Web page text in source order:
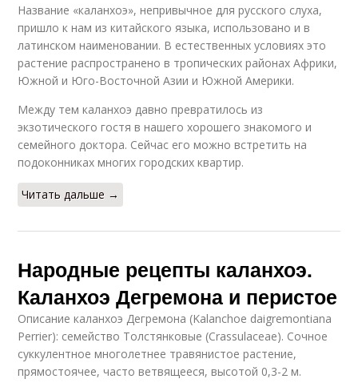
Название «каланхоэ», непривычное для русского слуха,
пришло к нам из китайского языка, использовано и в
латинском наименовании. В естественных условиях это
растение распространено в тропических районах Африки,
Южной и Юго-Восточной Азии и Южной Америки.
Между тем каланхоэ давно превратилось из
экзотического гостя в нашего хорошего знакомого и
семейного доктора. Сейчас его можно встретить на
подоконниках многих городских квартир.
Читать дальше →
Народные рецепты каланхоэ.
Каланхоэ Дегремона и перистое
Описание каланхоэ Дегремона (Kalanchoe daigremontiana
Perrier): семейство Толстянковые (Crassulaceae). Сочное
суккулентное многолетнее травянистое растение,
прямостоячее, часто ветвящееся, высотой 0,3-2 м.